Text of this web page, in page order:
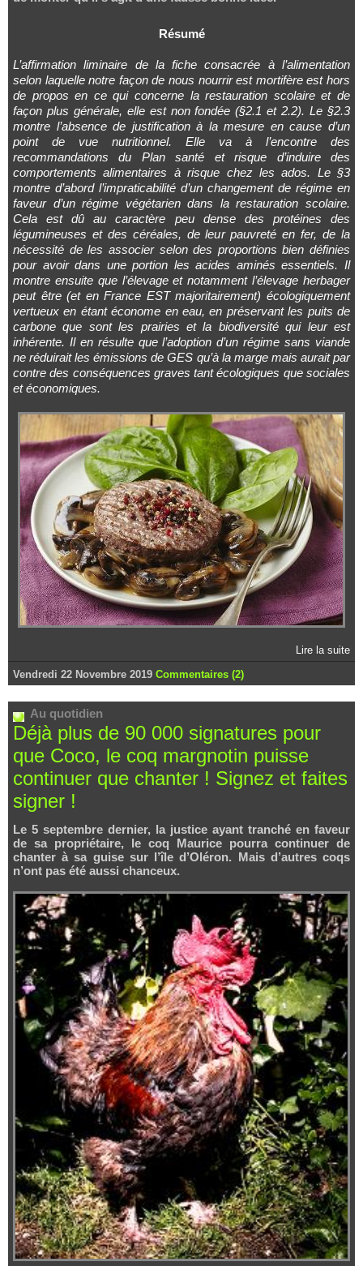
Résumé
L’affirmation liminaire de la fiche consacrée à l’alimentation
selon laquelle notre façon de nous nourrir est mortifère est hors
de propos en ce qui concerne la restauration scolaire et de
façon plus générale, elle est non fondée (§2.1 et 2.2). Le §2.3
montre l’absence de justification à la mesure en cause d’un
point de vue nutritionnel. Elle va à l’encontre des
recommandations du Plan santé et risque d’induire des
comportements alimentaires à risque chez les ados. Le §3
montre d’abord l’impraticabilité d’un changement de régime en
faveur d’un régime végétarien dans la restauration scolaire.
Cela est dû au caractère peu dense des protéines des
légumineuses et des céréales, de leur pauvreté en fer, de la
nécessité de les associer selon des proportions bien définies
pour avoir dans une portion les acides aminés essentiels. Il
montre ensuite que l’élevage et notamment l’élevage herbager
peut être (et en France EST majoritairement) écologiquement
vertueux en étant économe en eau, en préservant les puits de
carbone que sont les prairies et la biodiversité qui leur est
inhérente. Il en résulte que l’adoption d’un régime sans viande
ne réduirait les émissions de GES qu’à la marge mais aurait par
contre des conséquences graves tant écologiques que sociales
et économiques.
Lire la suite
Vendredi 22 Novembre 2019 Commentaires (2)
Au quotidien
Déjà plus de 90 000 signatures pour
que Coco, le coq margnotin puisse
continuer que chanter ! Signez et faites
signer !
Le 5 septembre dernier, la justice ayant tranché en faveur
de sa propriétaire, le coq Maurice pourra continuer de
chanter à sa guise sur l’île d’Oléron. Mais d’autres coqs
n’ont pas été aussi chanceux.